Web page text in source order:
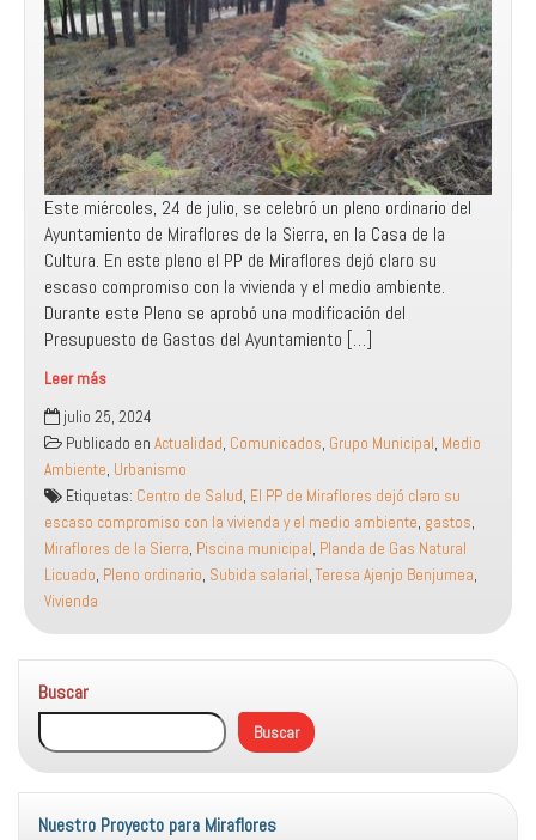
Este miércoles, 24 de julio, se celebró un pleno ordinario del
Ayuntamiento de Miraflores de la Sierra, en la Casa de la
Cultura. En este pleno el PP de Miraflores dejó claro su
escaso compromiso con la vivienda y el medio ambiente.
Durante este Pleno se aprobó una modificación del
Presupuesto de Gastos del Ayuntamiento […]
Leer más
El
PP
de
Miraflores
dejó
claro
su
escaso
compromiso
con
la
vivienda
y
el
medio
ambiente
julio 25, 2024
Publicado en Actualidad, Comunicados, Grupo Municipal, Medio
Ambiente, Urbanismo
Etiquetas: Centro de Salud, El PP de Miraflores dejó claro su
escaso compromiso con la vivienda y el medio ambiente, gastos,
Miraflores de la Sierra, Piscina municipal, Planda de Gas Natural
Licuado, Pleno ordinario, Subida salarial,Teresa Ajenjo Benjumea,
Vivienda
Buscar
Buscar
Nuestro Proyecto para Miraflores